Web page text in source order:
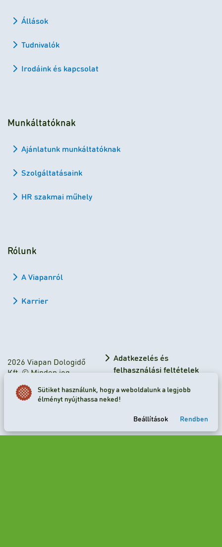
Állások
Tudnivalók
Irodáink és kapcsolat
Munkáltatóknak
Ajánlatunk munkáltatóknak
Szolgáltatásaink
HR szakmai műhely
Rólunk
A Viapanról
Karrier
2026 Viapan Dologidő
Kft. © Minden jog
fenntartva.
Adatkezelés és
felhasználási feltételek
Adatkezelési tájékoztató
Sütiket használunk, hogy a weboldalunk a legjobb
élményt nyújthassa neked!
Beállítások Rendben